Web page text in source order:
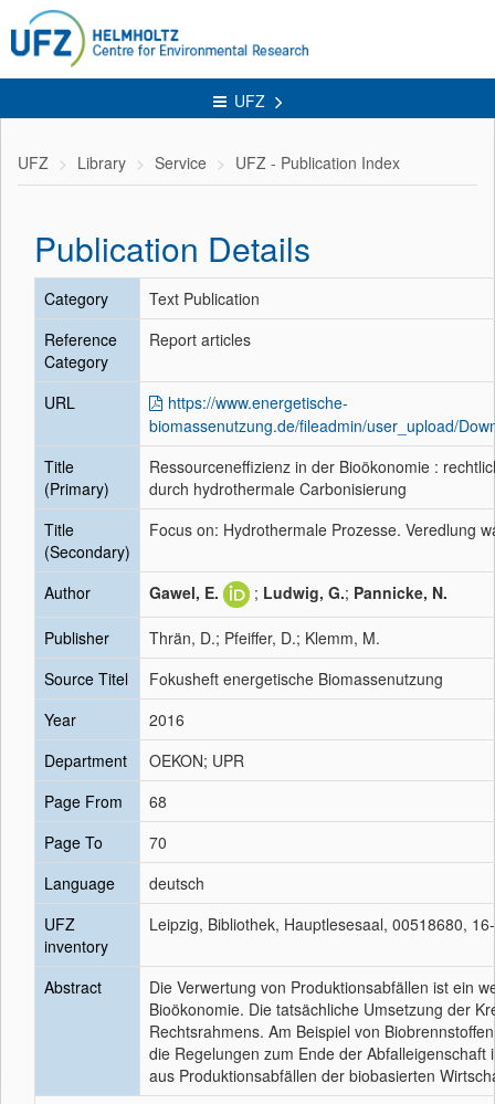
UFZ
UFZ Library Service UFZ - Publication Index
Publication Details
Category
Text Publication
Reference
Category
Report articles
URL
https://www.energetische-
biomassenutzung.de/fileadmin/user_upload/
Title
(Primary)
Ressourceneffizienz in der Bioökonomie :
durch hydrothermale Carbonisierung
Title
(Secondary)
Focus on: Hydrothermale Prozesse. Veredlung
Author Gawel, E. ; Ludwig, G.; Pannicke, N.
Publisher
Thrän, D.; Pfeiffer, D.; Klemm, M.
Source Titel
Fokusheft energetische Biomassenutzung
Year
2016
Department
OEKON; UPR
Page From
68
Page To
70
Language
deutsch
UFZ
inventory
Leipzig, Bibliothek, Hauptlesesaal, 00518680,
Abstract
Die Verwertung von Produktionsabfällen ist ein
Bioökonomie. Die tatsächliche Umsetzung der
Rechtsrahmens. Am Beispiel von
die Regelungen zum Ende der
aus Produktionsabfällen der biobasierten